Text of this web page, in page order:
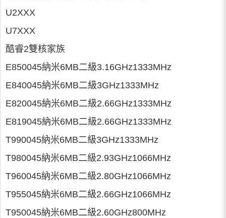
U2XXX
U7XXX
酷睿2雙核家族
E850045納米6MB二級3.16GHz1333MHz
E840045納米6MB二級3GHz1333MHz
E820045納米6MB二級2.66GHz1333MHz
E819045納米6MB二級2.66GHz1333MHz
T990045納米6MB二級3GHz1333MHz
T980045納米6MB二級2.93GHz1066MHz
T960045納米6MB二級2.80GHz1066MHz
T955045納米6MB二級2.66GHz1066MHz
T950045納米6MB二級2.60GHz800MHz